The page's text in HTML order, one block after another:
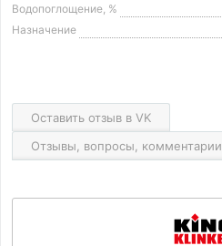
Водопоглощение, %
Назначение
Оставить отзыв в VK
Отзывы, вопросы, комментарии